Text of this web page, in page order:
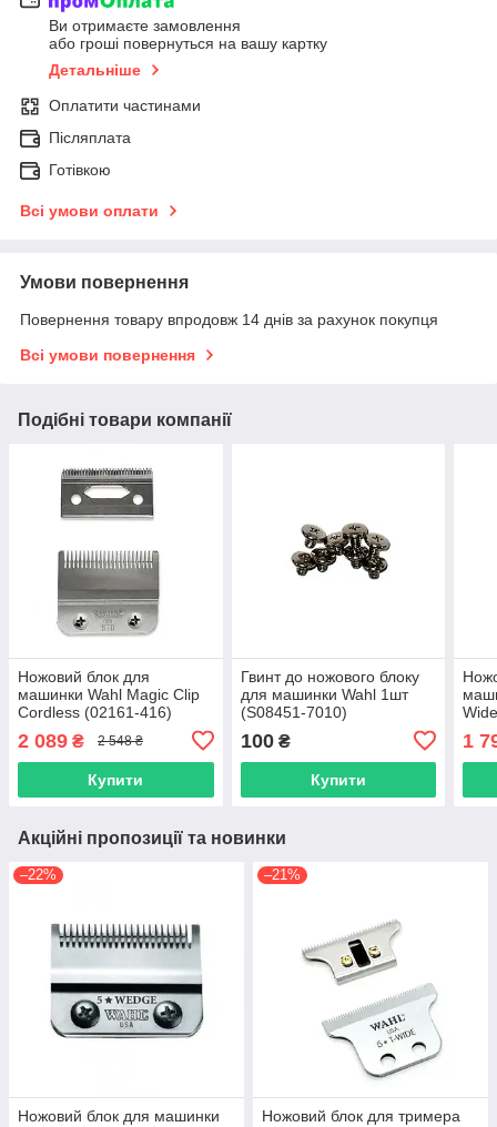
Ви отримаєте замовлення
або гроші повернуться на вашу картку
Детальніше
Оплатити частинами
Післяплата
Готівкою
Всі умови оплати
Умови повернення
Повернення товару впродовж 14 днів за рахунок покупця
Всі умови повернення
Подібні товари компанії
Ножовий блок для
машинки Wahl Magic Clip
Cordless (02161-416)
2 089 ₴ 2 548 ₴
Купити
Гвинт до ножового блоку
для машинки Wahl 1шт
(S08451-7010)
100₴
Купити
1
Акційні пропозиції та новинки
–22%
Ножовий блок для машинки
–21%
Ножовий блок для тримера